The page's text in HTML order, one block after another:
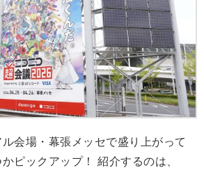
会場・幕張メッセで盛り上がって
ピックアップ！ 紹介するのは、